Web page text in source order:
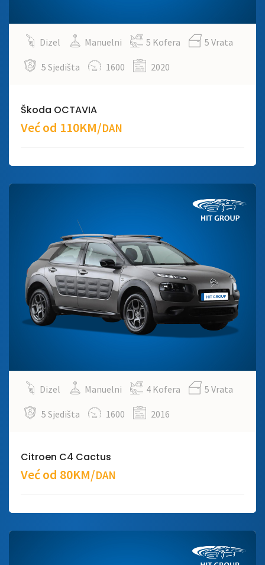
Dizel Manuelni 5 Kofera 5 Vrata
5 Sjedišta 1600 2020
Škoda OCTAVIA
Već od 110KM/DAN
Dizel Manuelni 4 Kofera 5 Vrata
5 Sjedišta 1600 2016
Citroen C4 Cactus
Već od 80KM/DAN